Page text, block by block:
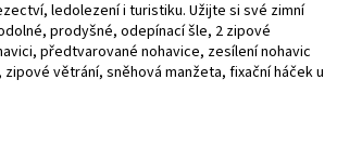
ledolezení i turistiku. Užijte si své zimní
prodyšné, odepínací šle, 2 zipové
předtvarované nohavice, zesílení nohavic
větrání, sněhová manžeta, fixační háček u